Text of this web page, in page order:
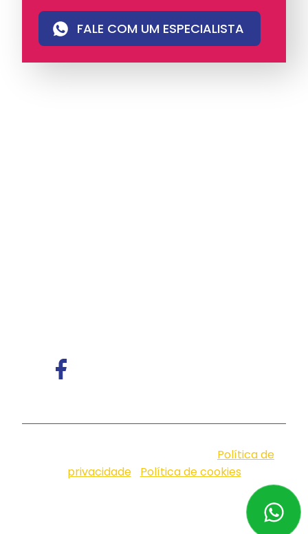
FALE COM UM ESPECIALISTA
Política de
privacidade| Política de cookies